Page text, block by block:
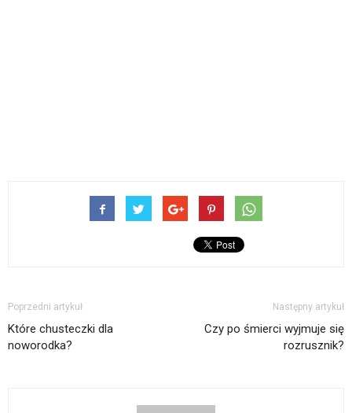
Poprzedni artykuł
Które chusteczki dla
noworodka?
Następny artykuł
Czy po śmierci wyjmuje się
rozrusznik?